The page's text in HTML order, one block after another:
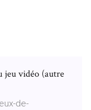
jeu vidéo (autre
de-